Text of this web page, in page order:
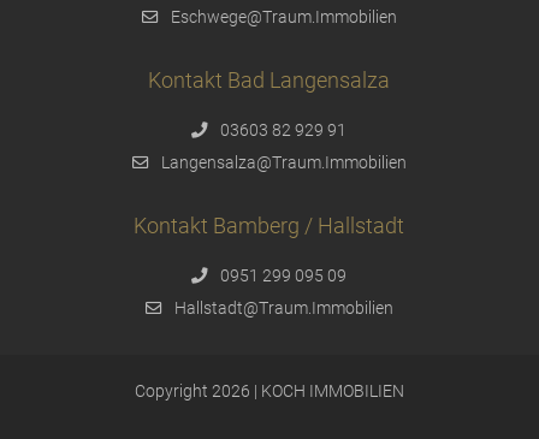
Eschwege@Traum.Immobilien
Kontakt Bad Langensalza
03603 82 929 91
Langensalza@Traum.Immobilien
Kontakt Bamberg / Hallstadt
0951 299 095 09
Hallstadt@Traum.Immobilien
Copyright 2026 | KOCH IMMOBILIEN